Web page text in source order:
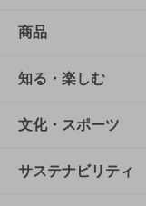
商品
商品TOP
商品一覧
商品発売情報
知る・楽しむ
知る・楽しむTOP
キャンペーン
文化・スポーツ
文化・スポーツ
サステナビリティ